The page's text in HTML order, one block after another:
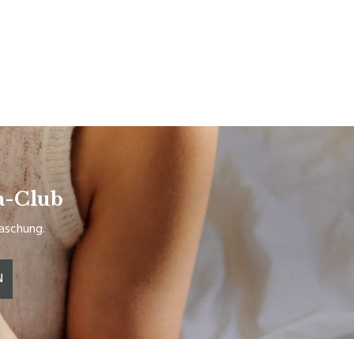
Club